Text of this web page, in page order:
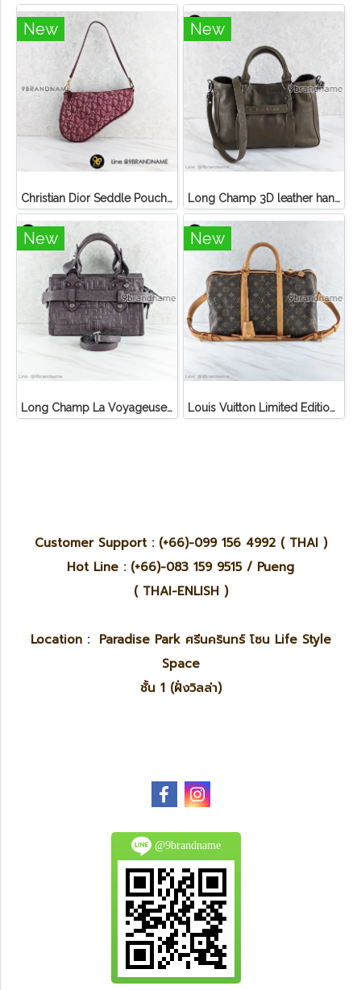
New
Christian Dior Seddle Pouch Accessory Hand Bag
New
Long Champ 3D leather handbag
New
Long Champ La Voyageuse Bag Leather
New
Louis Vuitton Limited Edition Monogram Canvas Sofia Coppola SC Bag
Customer Support : (+66)-099 156 4992 ( THAI )
Hot Line : (+66)-083 159 9515 / Pueng
( THAI-ENLISH )
Location : Paradise Park ศรีนครินทร์ โซน Life Style
Space
ชั้น 1 (ฝั่งวิลล่า)
@9brandname